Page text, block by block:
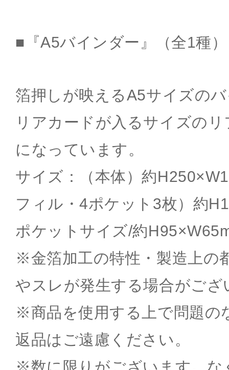
■『A5バインダー』（全1種）
箔押しが映えるA5サイズの
リアカードが入るサイズの
になっています。
サイズ：（本体）約
フィル・4ポケット3枚）約
ポケットサイズ/約
※金箔加工の特性・製造上の
やスレが発生する場合がござ
※商品を使用する上で問題の
返品はご遠慮ください。